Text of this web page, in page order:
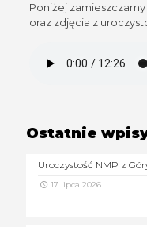
Poniżej
oraz zdjęcia z
Ostatnie
Uroczystość NMP z
17 lipca 2026